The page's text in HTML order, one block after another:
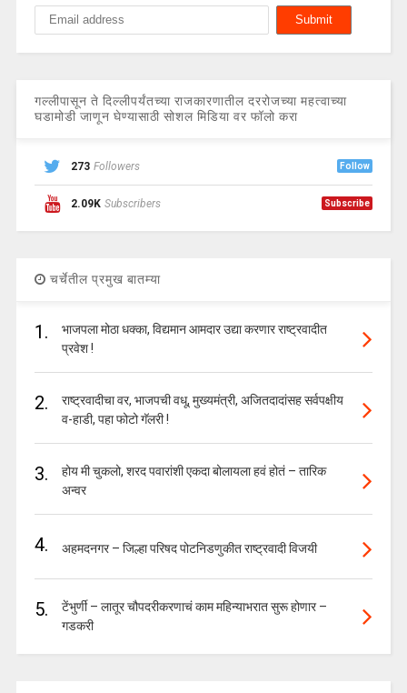
गल्लीपासून ते दिल्लीपर्यंतच्या राजकारणातील दररोजच्या महत्वाच्या
घडामोडी जाणून घेण्यासाठी सोशल मिडिया वर फॉलो करा
273 Followers Follow
2.09K Subscribers Subscribe
चर्चेतील प्रमुख बातम्या
1.
भाजपला मोठा धक्का, विद्यमान आमदार उद्या करणार राष्ट्रवादीत
प्रवेश !
2.
राष्ट्रवादीचा वर, भाजपची वधू, मुख्यमंत्री, अजितदादांसह सर्वपक्षीय
व-हाडी, पहा फोटो गॅलरी !
3.
होय मी चुकलो, शरद पवारांशी एकदा बोलायला हवं होतं – तारिक
अन्वर
4. अहमदनगर – जिल्हा परिषद पोटनिडणुकीत राष्ट्रवादी विजयी
5.
टेंभुर्णी – लातूर चौपदरीकरणाचं काम महिन्याभरात सुरू होणार –
गडकरी